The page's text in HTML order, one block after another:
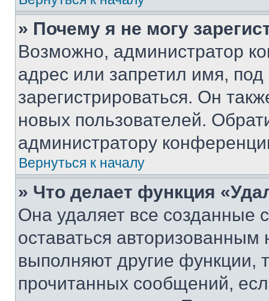
» Почему я не могу
Возможно, администратор
адрес или запретил имя,
зарегистрироваться. Он
новых пользователей.
администратору
Вернуться к началу
» Что делает функция
Она удаляет все созданные
оставаться
выполняют другие функции,
прочитанных сообщений,